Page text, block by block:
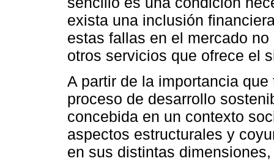
exista una inclusión
estas fallas en el mercado
otros servicios que ofrece el
A partir de la importancia
proceso de desarrollo
concebida en un contexto
aspectos estructurales y
en sus distintas